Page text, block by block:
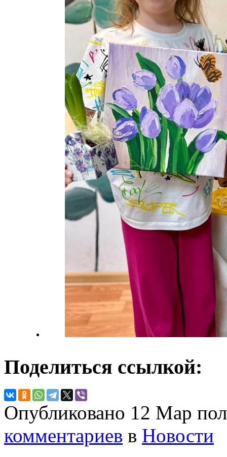
Поделиться ссылкой:
Опубликовано 12 Мар
комментариев в Новости